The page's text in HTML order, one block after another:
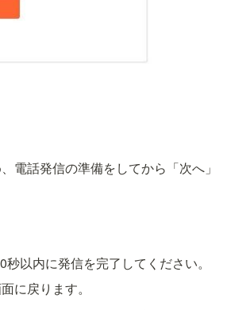
電話発信の準備をしてから「次へ」
以内に発信を完了してください。
に戻ります。